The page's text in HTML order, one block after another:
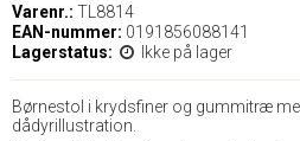
Varenr.: TL8814
EAN-nummer: 0191856088141
Lagerstatus:
Ikke på lager
Børnestol i krydsfiner og gummitræ
dådyrillustration.